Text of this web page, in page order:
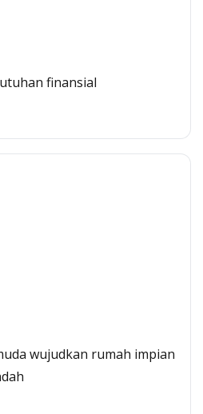
finansial
wujudkan rumah impian